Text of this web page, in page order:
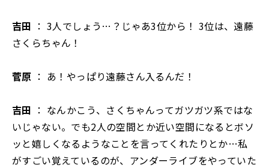
吉田 ： 3人でしょう…？じゃあ3位から！ 3位は、遠藤
さくらちゃん！
菅原 ： あ！やっぱり遠藤さん入るんだ！
吉田 ： なんかこう、さくちゃんってガツガツ系ではな
いじゃない。でも2人の空間とか近い空間になるとボソ
ッと嬉しくなるようなことを言ってくれたりとか…私
がすごい覚えているのが、アンダーライブをやっていた